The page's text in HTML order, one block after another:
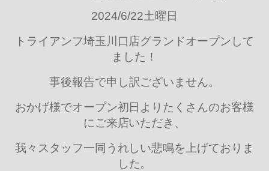
2024/6/22土曜日
トライアンフ埼玉川口店グランドオープンして
ました！
事後報告で申し訳ございません。
おかげ様でオープン初日よりたくさんのお客様
にご来店いただき、
我々スタッフ一同うれしい悲鳴を上げておりま
した。